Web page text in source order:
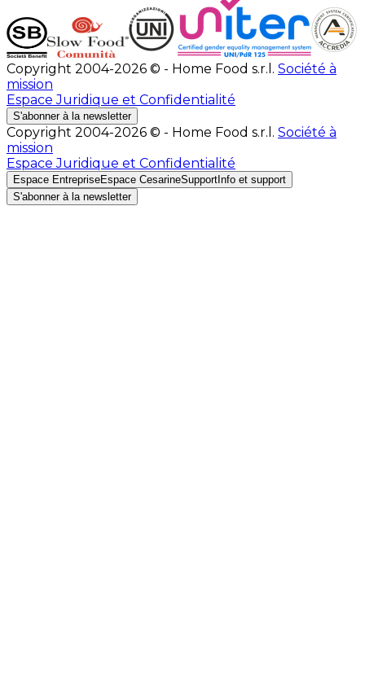
Copyright 2004-2026 © - Home Food s.r.l. Société à
mission
Espace Juridique et Confidentialité
S'abonner à la newsletter
Copyright 2004-2026 © - Home Food s.r.l. Société à
mission
Espace Juridique et Confidentialité
Espace EntrepriseEspace CesarineSupport Info et support
S'abonner à la newsletter